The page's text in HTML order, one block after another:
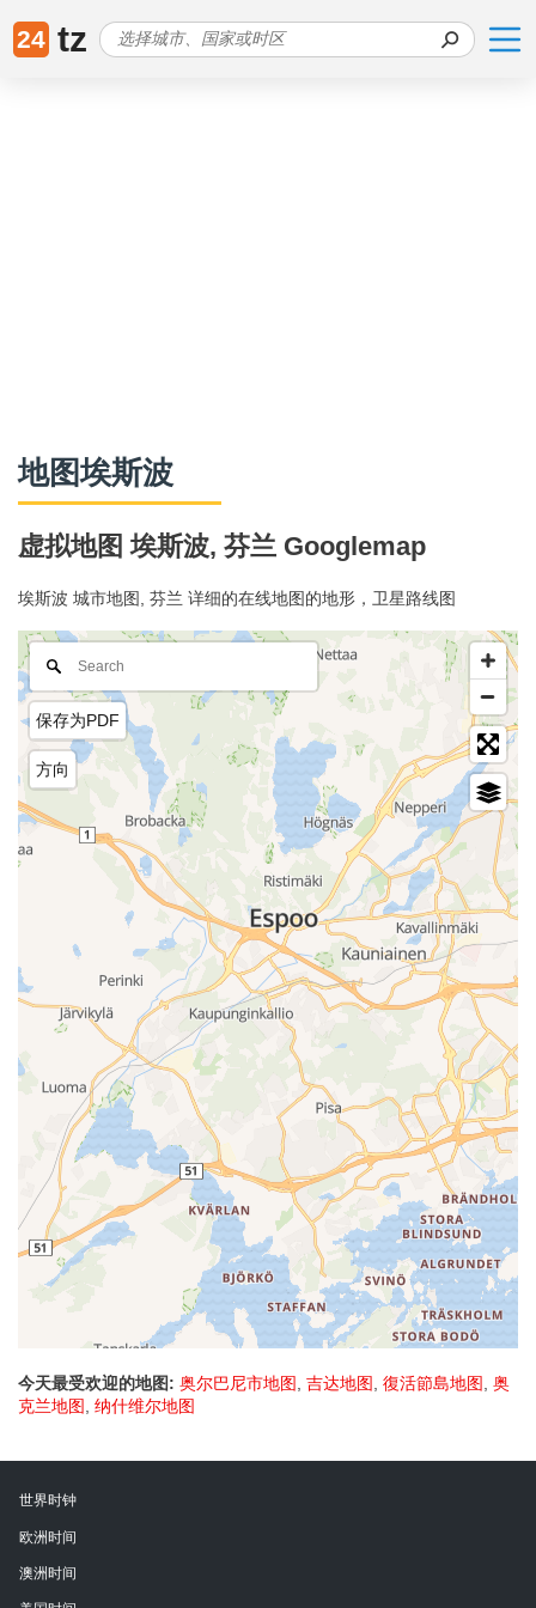
24 tz
地图埃斯波
虚拟地图 埃斯波, 芬兰 Googlemap
埃斯波 城市地图, 芬兰 详细的在线地图的地形，卫星路线图
保存为PDF
方向
今天最受欢迎的地图: 奥尔巴尼市地图, 吉达地图, 復活節島地图, 奥
克兰地图, 纳什维尔地图
世界时钟
欧洲时间
澳洲时间